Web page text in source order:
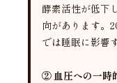
酵素活性が低下
向があります。
では睡眠に影響
② 血圧への一時